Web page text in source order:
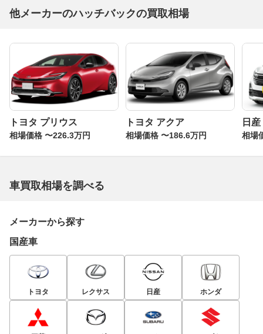
他メーカーのハッチバックの買取相場
トヨタ プリウス
相場価格 〜226.3万円
トヨタ アクア
相場価格 〜186.6万円
日
相場
車買取相場を調べる
メーカーから探す
国産車
トヨタ レクサス 日産 ホンダ